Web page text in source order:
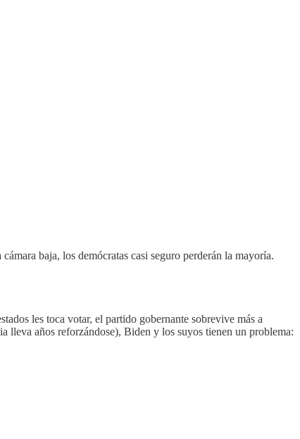
baja, los demócratas casi seguro perderán la mayoría.
les toca votar, el partido gobernante sobrevive más a
lleva años reforzándose), Biden y los suyos tienen un problema: